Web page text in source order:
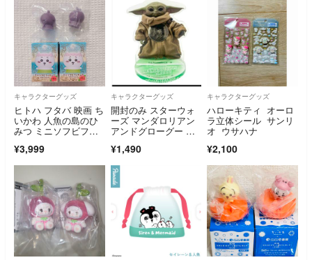
キャラクターグッズ
ヒトハ フタバ 映画 ち
いかわ 人魚の島のひ
みつ ミニソフビフィ
¥3,999
キャラクターグッズ
開封のみ スターウォ
ーズ マンダロリアン
アンドグローグー ブ
ンド 緑
¥1,490
キャラクターグッズ
ハローキティ オーロ
ラ立体シール サンリ
オ ウサハナ
¥2,100